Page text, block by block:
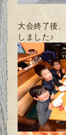
大会終了後、
しました♪